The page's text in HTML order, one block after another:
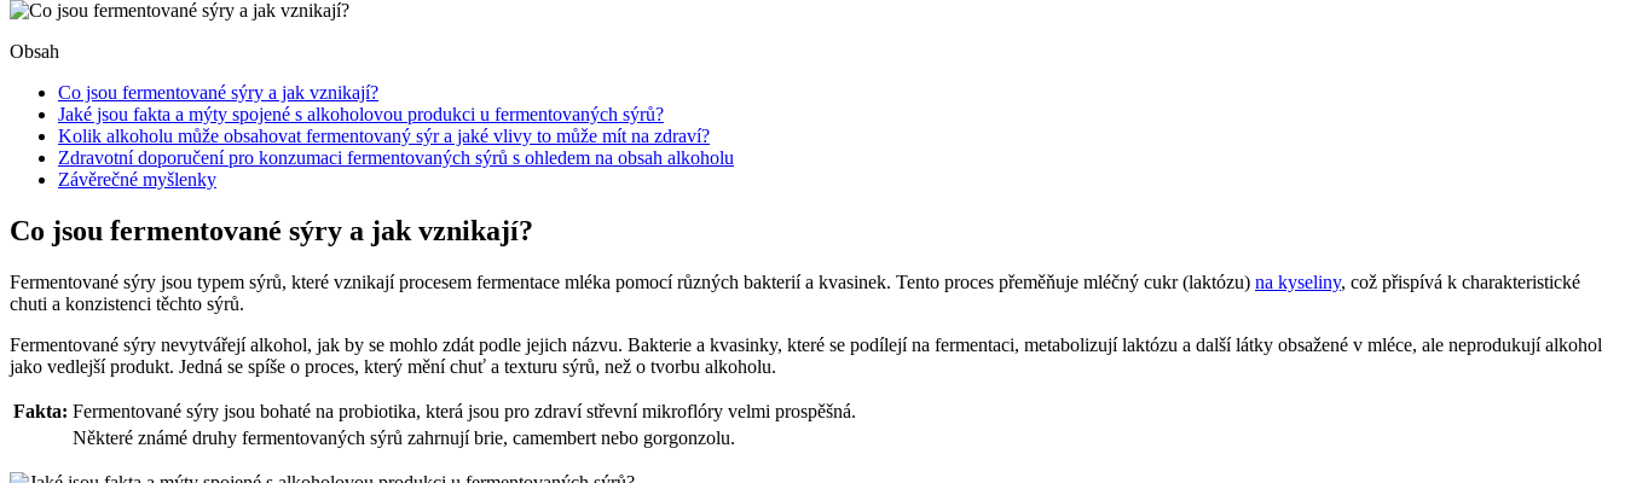
Obsah
Co jsou fermentované sýry a jak vznikají?
Jaké jsou fakta a mýty spojené s alkoholovou produkci u fermentovaných sýrů?
Kolik alkoholu může obsahovat fermentovaný sýr a jaké vlivy to může mít na zdraví?
Zdravotní doporučení pro konzumaci fermentovaných sýrů s ohledem na obsah alkoholu
Závěrečné myšlenky
Co jsou fermentované sýry a jak vznikají?
Fermentované sýry jsou typem sýrů, které vznikají procesem fermentace mléka pomocí různých bakterií a kvasinek. Tento proces přeměňuje mléčný cukr (laktózu) na kyseliny, což přispívá k charakteristické
chuti a konzistenci těchto sýrů.
Fermentované sýry nevytvářejí alkohol, jak by se mohlo zdát podle jejich názvu. Bakterie a kvasinky, které se podílejí na fermentaci, metabolizují laktózu a další látky obsažené v mléce, ale neprodukují alkohol
jako vedlejší produkt. Jedná se spíše o proces, který mění chuť a texturu sýrů, než o tvorbu alkoholu.
Fakta: Fermentované sýry jsou bohaté na probiotika, která jsou pro zdraví střevní mikroflóry velmi prospěšná.
Některé známé druhy fermentovaných sýrů zahrnují brie, camembert nebo gorgonzolu.